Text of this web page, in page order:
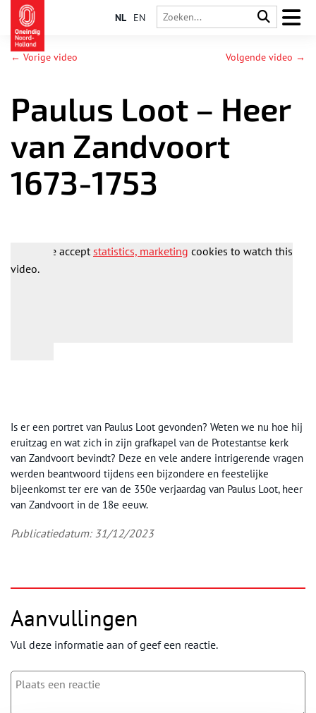
NL EN
← Vorige video Volgende video →
Paulus Loot – Heer
van Zandvoort
1673-1753
Please acceptstatistics, marketing cookies to watch this
video.
Is er een portret van Paulus Loot gevonden? Weten we nu hoe hij
eruitzag en wat zich in zijn grafkapel van de Protestantse kerk
van Zandvoort bevindt? Deze en vele andere intrigerende vragen
werden beantwoord tijdens een bijzondere en feestelijke
bijeenkomst ter ere van de 350e verjaardag van Paulus Loot, heer
van Zandvoort in de 18e eeuw.
Publicatiedatum: 31/12/2023
Aanvullingen
Vul deze informatie aan of geef een reactie.